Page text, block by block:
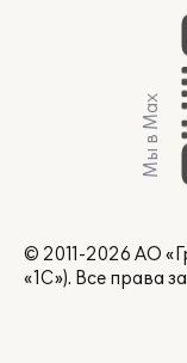
Мы в Max
© 2011-2026 АО
«1С»). Все права